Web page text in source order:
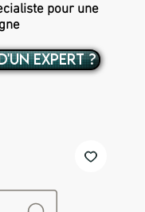
pour une
EXPERT ?